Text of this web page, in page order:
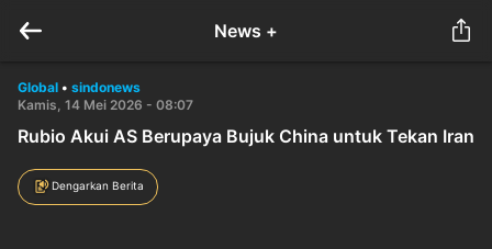
News +
Global • sindonews
Kamis, 14 Mei 2026 - 08:07
Rubio Akui AS Berupaya Bujuk China untuk Tekan Iran
Dengarkan Berita